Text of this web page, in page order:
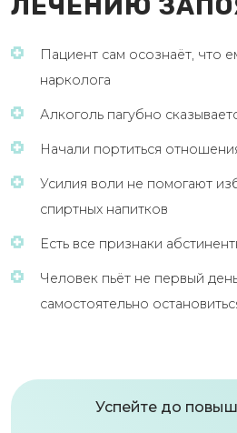
Пациент сам осознаёт, что
нарколога
Алкоголь пагубно
Начали портиться
Усилия воли не помогают
спиртных напитков
Есть все признаки
Человек пьёт не первый
самостоятельно
Успейте до